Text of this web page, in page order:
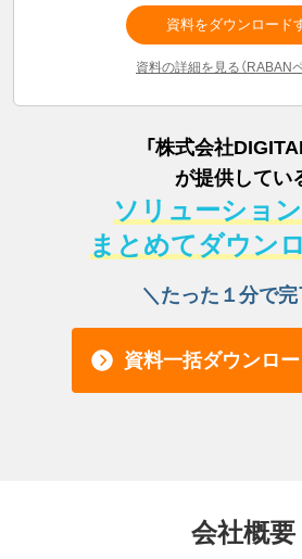
資料をダウンロード
資料の詳細を見る（RABAN
「株式会社
が提供してい
ソリューショ
まとめてダウン
＼たった１分で完
資料一括ダウンロ
会社概要